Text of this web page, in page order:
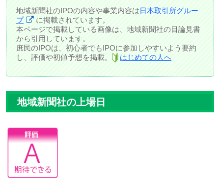
地域新聞社のIPOの内容や事業内容は日本取引所グルー
プ
に掲載されています。
本ページで掲載している画像は、地域新聞社の目論見書
から引用しています。
庶民のIPOは、初心者でもIPOに参加しやすいよう要約
し、評価や初値予想を掲載。
はじめての人へ
地域新聞社の上場日